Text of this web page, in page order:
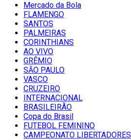
Mercado da Bola
FLAMENGO
SANTOS
PALMEIRAS
CORINTHIANS
AO VIVO
GRÊMIO
SĀO PAULO
VASCO
CRUZEIRO
INTERNACIONAL
BRASILEIRÃO
Copa do Brasil
FUTEBOL FEMININO
CAMPEONATO LIBERTADORES